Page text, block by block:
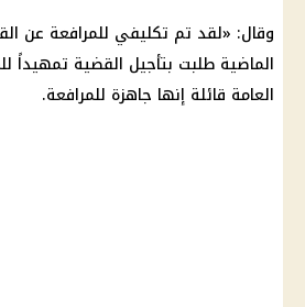
وقال: «لقد تم تكليفي للمرافعة عن
الماضية طلبت بتأجيل القضية تمهيداً
العامة قائلة إنها جاهزة للمرافعة.